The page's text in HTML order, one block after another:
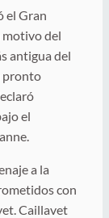
el Gran
motivo del
antigua del
pronto
el
a la
con
Caillavet